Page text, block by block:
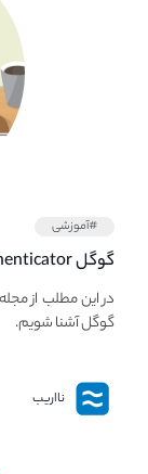
#آموزشی
در صرافی ها و
در این مطلب از
گوگل آشنا شویم.
نااریب